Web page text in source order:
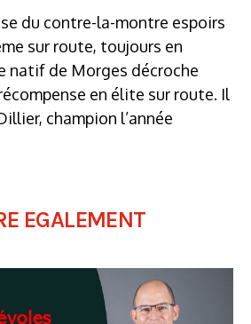
du contre-la-montre espoirs
sur route, toujours en
natif de Morges décroche
en élite sur route. Il
champion l’année
EGALEMENT